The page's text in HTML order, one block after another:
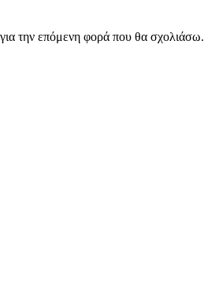
την επόμενη φορά που θα σχολιάσω.